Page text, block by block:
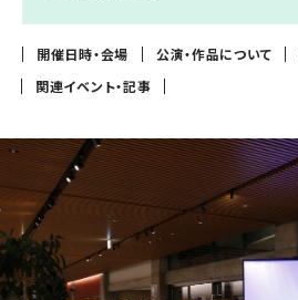
開催日時・会場 公演・作品について
関連イベント・記事